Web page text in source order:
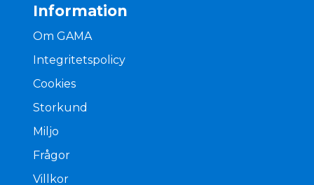
Information
Om GAMA
Integritetspolicy
Cookies
Storkund
Miljo
Frågor
Villkor